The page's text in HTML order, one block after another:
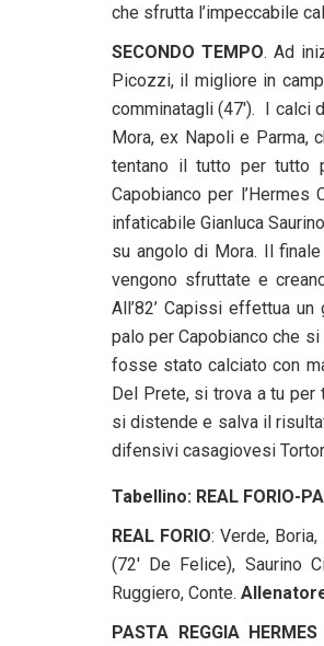
che sfrutta l’impeccabile
SECONDO TEMPO. Ad
Picozzi, il migliore in
comminatagli (47′). I calci
Mora, ex Napoli e Parma,
tentano il tutto per tutto
Capobianco per
infaticabile Gianluca
su angolo di Mora. Il
vengono sfruttate e
All’82’ Capissi effettua
palo per Capobianco che
fosse stato calciato con
Del Prete, si trova a tu per
si distende e salva il
difensivi casagiovesi
Tabellino: REAL FORIO-
REAL FORIO: Verde,
(72′ De Felice), Saurino
Ruggiero, Conte.
PASTA REGGIA